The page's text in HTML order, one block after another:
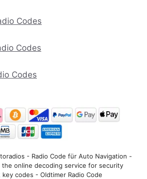
Codes
Codes
Codes
- Radio Code für Auto Navigation -
the online decoding service for security
codes - Oldtimer Radio Code